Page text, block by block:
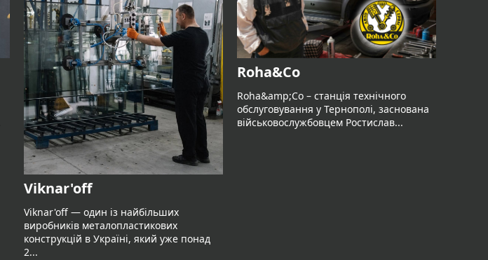
Viknar'off
Viknar'off — один із найбільших
виробників металопластикових
конструкцій в Україні, який уже понад
2...
Roha&Co
Roha&amp;Co – станція технічного
обслуговування у Тернополі, заснована
військовослужбовцем Ростислав...